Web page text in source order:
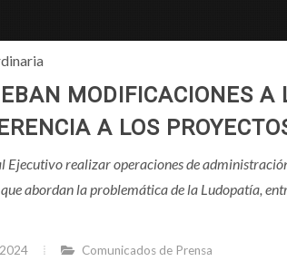
MODIFICACIONES A
A LOS
Ejecutivo realizar operaciones de
abordan la problemática de la Ludopatía,
Comunicados de Prensa